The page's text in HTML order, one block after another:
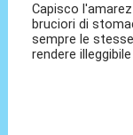
Capisco
bruciori di
sempre le
rendere